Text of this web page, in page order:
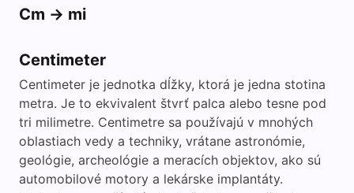
Cm -> mi
Centimeter
Centimeter je jednotka dĺžky, ktorá je jedna stotina
metra. Je to ekvivalent štvrť palca alebo tesne pod
tri milimetre. Centimetre sa používajú v mnohých
oblastiach vedy a techniky, vrátane astronómie,
geológie, archeológie a meracích objektov, ako sú
automobilové motory a lekárske implantáty.